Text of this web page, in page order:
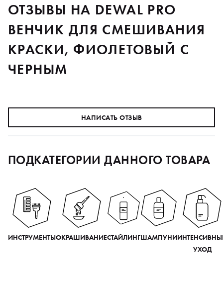
ОТЗЫВЫ НА DEWAL PRO
ВЕНЧИК ДЛЯ СМЕШИВАНИЯ
КРАСКИ, ФИОЛЕТОВЫЙ С
ЧЕРНЫМ
НАПИСАТЬ ОТЗЫВ
ПОДКАТЕГОРИИ ДАННОГО ТОВАРА
ИНСТРУМЕНТЫОКРАШИВАНИЕСТАЙЛИНГШАМПУНИ
УХОД